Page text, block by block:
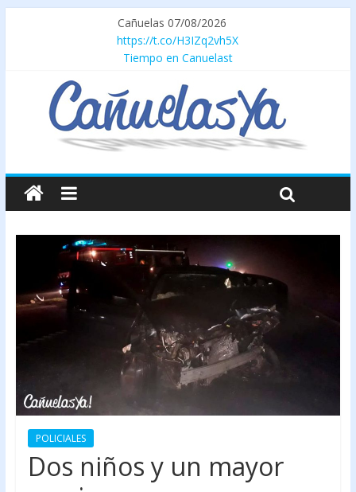
Cañuelas 07/08/2026
https://t.co/H3IZq2vh5X
Tiempo en Canuelast
POLICIALES
Dos niños y un mayor